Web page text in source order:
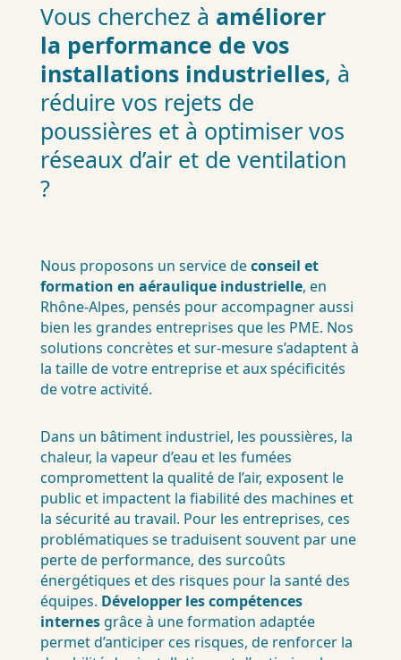
Vous cherchez à améliorer
la performance de vos
installations industrielles, à
réduire vos rejets de
poussières et à optimiser vos
réseaux d’air et de ventilation
?
Nous proposons un service deconseil et
formation en aéraulique industrielle, en
Rhône-Alpes, pensés pour accompagner aussi
bien les grandes entreprises que les PME. Nos
solutions concrètes et sur-mesure s’adaptent à
la taille de votre entreprise et aux spécificités
de votre activité.
Dans un bâtiment industriel, les poussières, la
chaleur, la vapeur d’eau et les fumées
compromettent la qualité de l’air, exposent le
public et impactent la fiabilité des machines et
la sécurité au travail. Pour les entreprises, ces
problématiques se traduisent souvent par une
perte de performance, des surcoûts
énergétiques et des risques pour la santé des
équipes. Développer les compétences
internesgrâce à une formation adaptée
permet d’anticiper ces risques, de renforcer la